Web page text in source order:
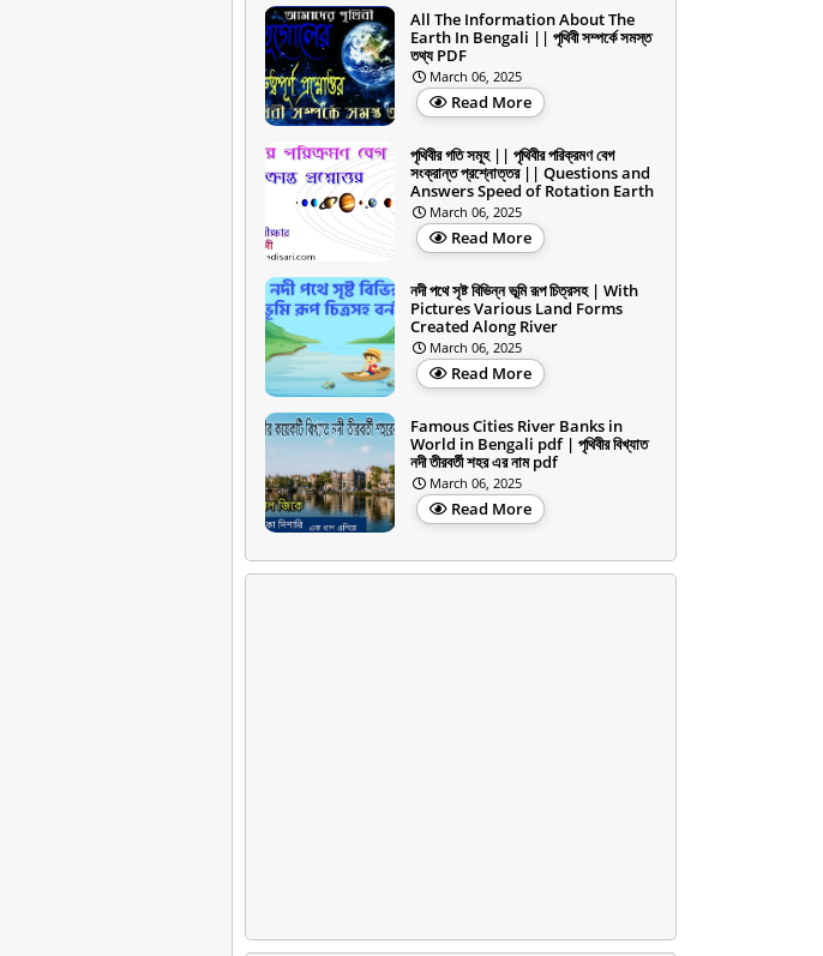
All The Information About The
Earth In Bengali || পৃথিবী সম্পর্কে সমস্ত
তথ্য PDF
March 06, 2025
Read More
পৃথিবীর গতি সমূহ || পৃথিবীর পরিক্রমণ বেগ
সংক্রান্ত প্রশ্নোত্তর || Questions and
Answers Speed of Rotation Earth
March 06, 2025
Read More
নদী পথে সৃষ্ট বিভিন্ন ভূমি রূপ চিত্রসহ | With
Pictures Various Land Forms
Created Along River
March 06, 2025
Read More
Famous Cities River Banks in
World in Bengali pdf | পৃথিবীর বিখ্যাত
নদী তীরবর্তী শহর এর নাম pdf
March 06, 2025
Read More